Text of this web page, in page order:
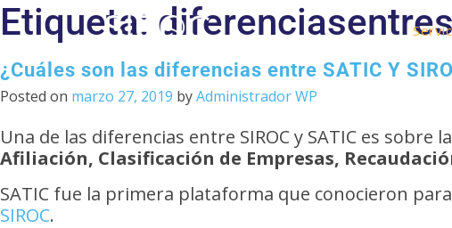
Etiqueta:
¿Cuáles son las diferencias entre SATIC Y
Posted on marzo 27, 2019 byAdministrador WP
Una de las diferencias entre SIROC y SATIC es
Afiliación, Clasificación de Empresas,
SATIC fue la primera plataforma que conocieron
SIROC.